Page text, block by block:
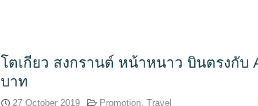
โตเกียว สงกรานต์ หน้าหนาว บินตรงกับ
บาท
27 October 2019 Promotion, Travel